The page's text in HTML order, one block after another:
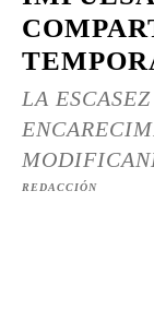
LA
REDACCIÓN